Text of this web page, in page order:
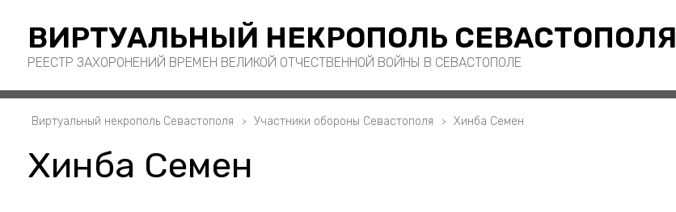
ВИРТУАЛЬНЫЙ НЕКРОПОЛЬ СЕВАСТОПОЛЯ
РЕЕСТР ЗАХОРОНЕНИЙ ВРЕМЕН ВЕЛИКОЙ ОТЧЕСТВЕННОЙ ВОЙНЫ В СЕВАСТОПОЛЕ
Виртуальный некрополь Севастополя Участники обороны Севастополя Хинба Семен
Хинба Семен